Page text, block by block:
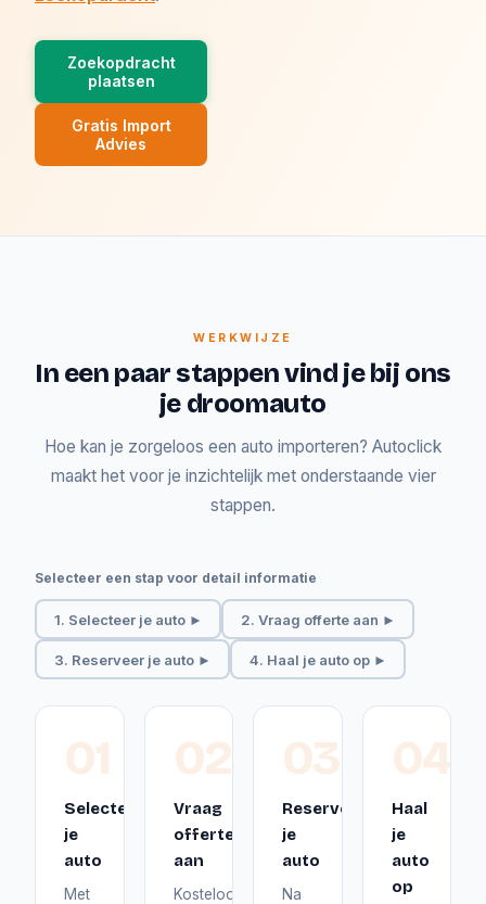
Zoekopdracht
plaatsen
Gratis Import
Advies
WERKWIJZE
In een paar stappen vind je bij ons
je droomauto
Hoe kan je zorgeloos een auto importeren? Autoclick
maakt het voor je inzichtelijk met onderstaande vier
stappen.
Selecteer een stap voor detail informatie
1. Selecteer je auto ► 2. Vraag offerte aan ►
3. Reserveer je auto ► 4. Haal je auto op ►
01
Selecteer
je
auto
Met
02
Vraag
offerte
aan
Kosteloos
03
Reserveer
je
auto
Na
04
Haal
je
auto
op